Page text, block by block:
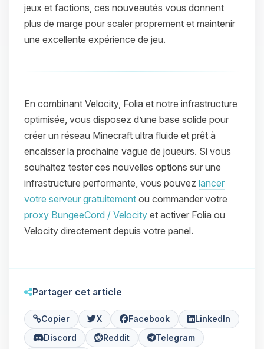
jeux et factions, ces nouveautés vous donnent
plus de marge pour scaler proprement et maintenir
une excellente expérience de jeu.
En combinant Velocity, Folia et notre infrastructure
optimisée, vous disposez d’une base solide pour
créer un réseau Minecraft ultra fluide et prêt à
encaisser la prochaine vague de joueurs. Si vous
souhaitez tester ces nouvelles options sur une
infrastructure performante, vous pouvez lancer
votre serveur gratuitement ou commander votre
proxy BungeeCord / Velocity et activer Folia ou
Velocity directement depuis votre panel.
Partager cet article
Copier X Facebook
LinkedIn
Discord
Reddit
Telegram